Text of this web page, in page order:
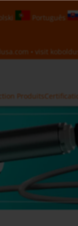
Português
• visit
Produits